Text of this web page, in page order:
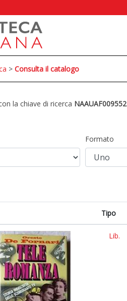
> Consulta il catalogo
la chiave di ricerca NAAUAF009552
Formato
Tipo
Lib.